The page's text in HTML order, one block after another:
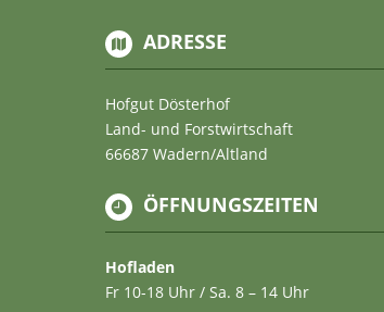
ADRESSE
Hofgut Dösterhof
Land- und Forstwirtschaft
66687 Wadern/Altland
ÖFFNUNGSZEITEN
Hofladen
Fr 10-18 Uhr / Sa. 8 – 14 Uhr